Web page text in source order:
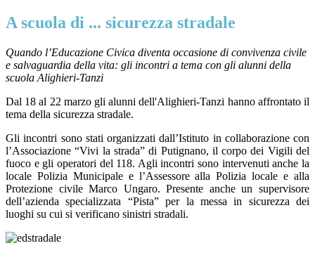
A scuola di ... sicurezza stradale
Quando l’Educazione Civica diventa occasione di convivenza civile
e salvaguardia della vita: gli incontri a tema con gli alunni della
scuola Alighieri-Tanzi
Dal 18 al 22 marzo gli alunni dell'Alighieri-Tanzi hanno affrontato il
tema della sicurezza stradale.
Gli incontri sono stati organizzati dall’Istituto in collaborazione con
l’Associazione “Vivi la strada” di Putignano, il corpo dei Vigili del
fuoco e gli operatori del 118. Agli incontri sono intervenuti anche la
locale Polizia Municipale e l’Assessore alla Polizia locale e alla
Protezione civile Marco Ungaro. Presente anche un supervisore
dell’azienda specializzata “Pista” per la messa in sicurezza dei
luoghi su cui si verificano sinistri stradali.